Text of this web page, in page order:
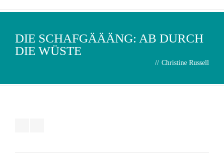
DIE SCHAFGÄÄÄNG: AB DURCH
DIE WÜSTE
// Christine Russell